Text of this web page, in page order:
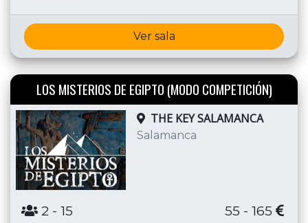
Ver sala
LOS MISTERIOS DE EGIPTO (MODO COMPETICIÓN)
THE KEY SALAMANCA
Salamanca
2 - 15 55 - 165